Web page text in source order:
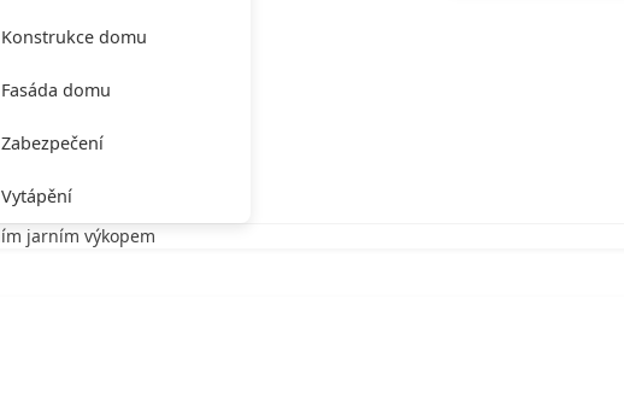
Konstrukce domu
Fasáda domu
Zabezpečení
Vytápění
jarním výkopem